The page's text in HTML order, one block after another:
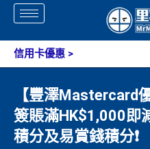
Skip
content
信用卡優惠 >
【豐澤Mastercard
簽賬滿HK$1,000即
積分及易賞錢積分❗️